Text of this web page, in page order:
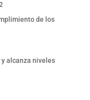
de los
alcanza niveles